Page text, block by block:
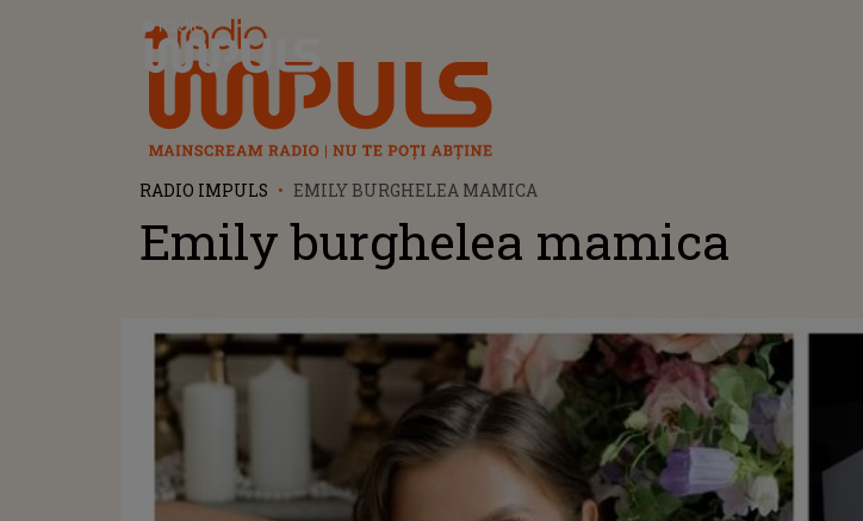
Radio Impuls
RADIO IMPULS EMILY BURGHELEA MAMICA
Emily burghelea mamica